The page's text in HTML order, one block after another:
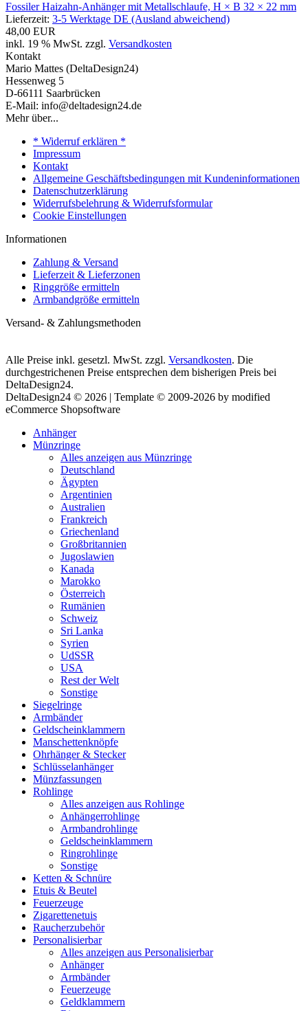
Fossiler Haizahn-Anhänger mit Metallschlaufe, H × B 32 × 22 mm
Lieferzeit: 3-5 Werktage DE (Ausland abweichend)
48,00 EUR
inkl. 19 % MwSt. zzgl. Versandkosten
Kontakt
Mario Mattes (DeltaDesign24)
Hessenweg 5
D-66111 Saarbrücken
E-Mail: info@deltadesign24.de
Mehr über...
* Widerruf erklären *
Impressum
Kontakt
Allgemeine Geschäftsbedingungen mit Kundeninformationen
Datenschutzerklärung
Widerrufsbelehrung & Widerrufsformular
Cookie Einstellungen
Informationen
Zahlung & Versand
Lieferzeit & Lieferzonen
Ringgröße ermitteln
Armbandgröße ermitteln
Versand- & Zahlungsmethoden
Alle Preise inkl. gesetzl. MwSt. zzgl. Versandkosten. Die
durchgestrichenen Preise entsprechen dem bisherigen Preis bei
DeltaDesign24.
DeltaDesign24 © 2026 | Template © 2009-2026 by modified
eCommerce Shopsoftware
Anhänger
Münzringe
Alles anzeigen aus Münzringe
Deutschland
Ägypten
Argentinien
Australien
Frankreich
Griechenland
Großbritannien
Jugoslawien
Kanada
Marokko
Österreich
Rumänien
Schweiz
Sri Lanka
Syrien
UdSSR
USA
Rest der Welt
Sonstige
Siegelringe
Armbänder
Geldscheinklammern
Manschettenknöpfe
Ohrhänger & Stecker
Schlüsselanhänger
Münzfassungen
Rohlinge
Alles anzeigen aus Rohlinge
Anhängerrohlinge
Armbandrohlinge
Geldscheinklammern
Ringrohlinge
Sonstige
Ketten & Schnüre
Etuis & Beutel
Feuerzeuge
Zigarettenetuis
Raucherzubehör
Personalisierbar
Alles anzeigen aus Personalisierbar
Anhänger
Armbänder
Feuerzeuge
Geldklammern